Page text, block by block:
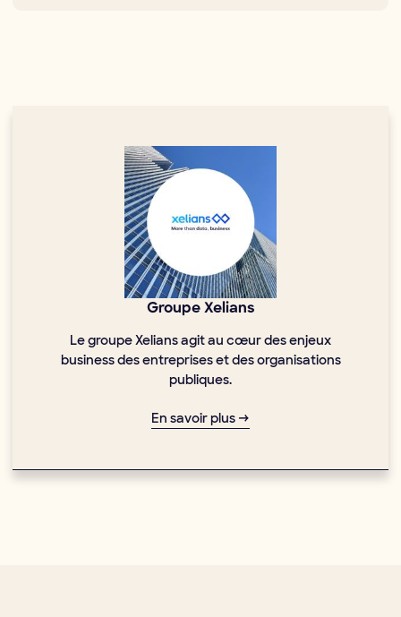
Groupe Xelians
Le groupe Xelians agit au cœur des enjeux
business des entreprises et des organisations
publiques.
En savoir plus →